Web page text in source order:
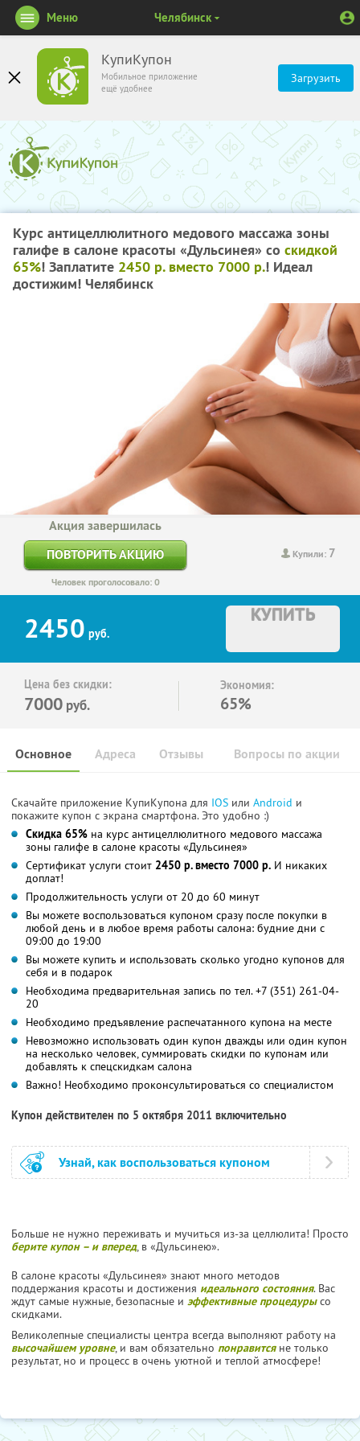
КупиКупон
Мобильное приложение
ещё удобнее
Загрузить
Меню Челябинск
Курс антицеллюлитного медового массажа зоны
галифе в салоне красоты «Дульсинея» со скидкой
65%! Заплатите 2450 р. вместо 7000 р.! Идеал
достижим! Челябинск
Купили: 7
Акция завершилась
ПОВТОРИТЬ АКЦИЮ
Человек проголосовало: 0
2450 руб.
КУПИТЬ
Цена без скидки:
7000 руб.
Экономия:
65%
Основное Отзывы Вопросы по акции
Адреса
Скачайте приложение КупиКупона для IOS или Android и
покажите купон с экрана смартфона. Это удобно :)
Скидка 65% на курс антицеллюлитного медового массажа
зоны галифе в салоне красоты «Дульсинея»
Сертификат услуги стоит 2450 р. вместо 7000 р. И никаких
доплат!
Продолжительность услуги от 20 до 60 минут
Вы можете воспользоваться купоном сразу после покупки в
любой день и в любое время работы салона: будние дни с
09:00 до 19:00
Вы можете купить и использовать сколько угодно купонов для
себя и в подарок
Необходима предварительная запись по тел. +7 (351) 261-04-
20
Необходимо предъявление распечатанного купона на месте
Невозможно использовать один купон дважды или один купон
на несколько человек, суммировать скидки по купонам или
добавлять к спецскидкам салона
Важно! Необходимо проконсультироваться со специалистом
Купон действителен по 5 октября 2011 включительно
Узнай, как воспользоваться купоном
Больше не нужно переживать и мучиться из-за целлюлита! Просто
берите купон – и вперед, в «Дульсинею».
В салоне красоты «Дульсинея» знают много методов
поддержания красоты и достижения идеального состояния. Вас
ждут самые нужные, безопасные и эффективные процедурысо
скидками.
Великолепные специалисты центра всегда выполняют работу на
высочайшем уровне, и вам обязательно понравитсяне только
результат, но и процесс в очень уютной и теплой атмосфере!